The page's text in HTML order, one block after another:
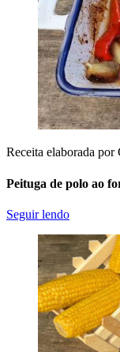
Receita elaborada
Peituga de polo ao
Seguir lendo